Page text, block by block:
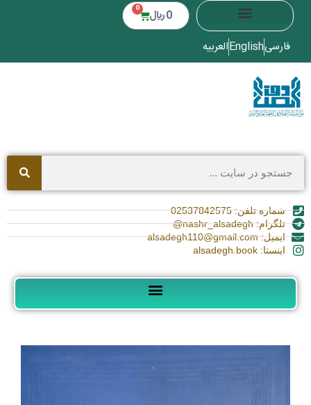
0 ﷼ 0
فارسیEnglishالعربیه
شماره تلفن: 02537842575
تلگرام: nashr_alsadegh@
ایمیل: alsadegh110@gmail.com
اینستا: alsadegh.book